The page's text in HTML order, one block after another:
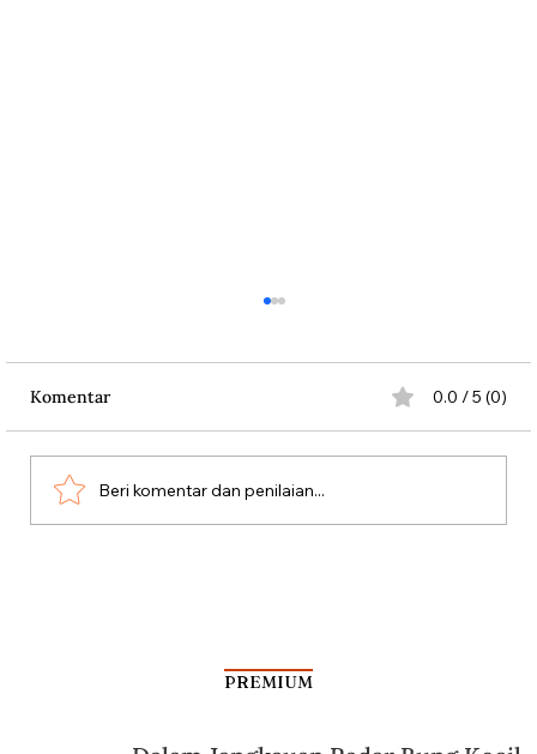
Dari Srebrenica ke Palestina
Komentar 0.0 / 5 (0)
Beri komentar dan penilaian...
PREMIUM